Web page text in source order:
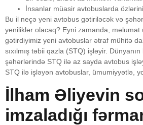
İnsanlar müasir avtobuslarda
Bu il neçə yeni avtobus gətiriləcək və
yeniliklər olacaq? Eyni zamanda, məlumat
gətirdiyimiz yeni avtobuslar ətraf mühitə
sıxılmış təbii qazla (STQ) işləyir.
şəhərlərində STQ ilə az sayda avtobus
STQ ilə işləyən avtobuslar, ümumiyyətlə,
İlham Əliyevin
imzaladığı